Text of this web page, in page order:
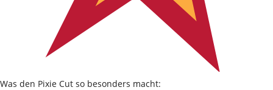
Was den Pixie Cut so besonders macht: